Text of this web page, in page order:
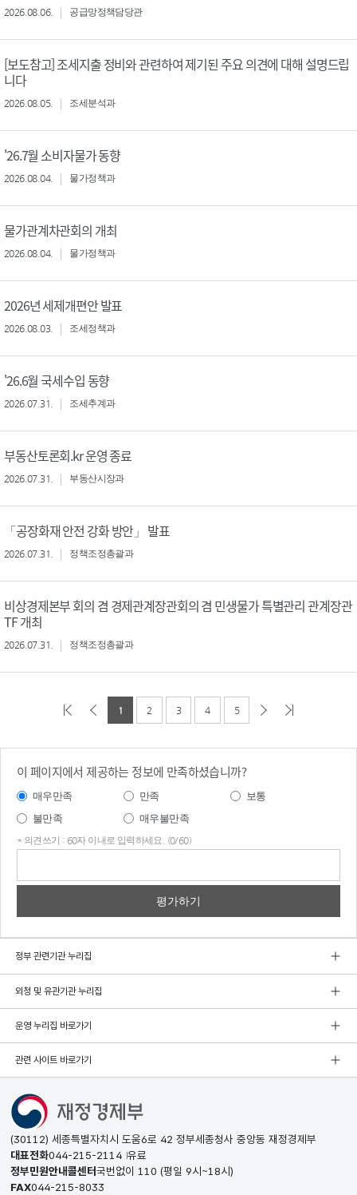
2026.08.06. 공급망정책담당관
[보도참고] 조세지출 정비와 관련하여 제기된 주요 의견에 대해 설명드립
니다
2026.08.05. 조세분석과
'26.7월 소비자물가 동향
2026.08.04. 물가정책과
물가관계차관회의 개최
2026.08.04. 물가정책과
2026년 세제개편안 발표
2026.08.03. 조세정책과
'26.6월 국세수입 동향
2026.07.31. 조세추계과
부동산토론회.kr 운영 종료
2026.07.31. 부동산시장과
「공장화재 안전 강화 방안」 발표
2026.07.31. 정책조정총괄과
비상경제본부 회의 겸 경제관계장관회의 겸 민생물가 특별관리 관계장관
TF 개최
2026.07.31. 정책조정총괄과
1 2 3 4 5
이 페이지에서 제공하는 정보에 만족하셨습니까?
매우만족 만족
보통
불만족
매우불만족
* 의견쓰기 : 60자 이내로 입력하세요. (0/60)
정부 관련기관 누리집
외청 및 유관기관 누리집
운영 누리집 바로가기
관련 사이트 바로가기
(30112) 세종특별자치시 도움6로 42 정부세종청사 중앙동 재정경제부
대표전화044-215-2114 유료
정부민원안내콜센터국번없이 110 (평일 9시~18시)
FAX044-215-8033